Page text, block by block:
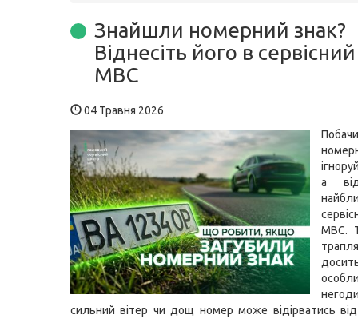
Знайшли номерний знак?
Віднесіть його в
МВС
04 Травня 2026
а
МВС.
сильний вітер чи дощ номер може відірватись від